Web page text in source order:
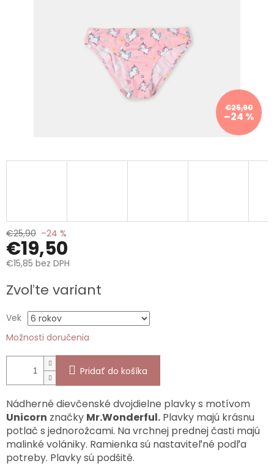
€25,90
–24 %
€25,90 –24 %
€19,50
€15,85 bez DPH
cena:
Zvoľte variant
Vek
Možnosti doručenia
Pridať do košíka
Nádherné dievčenské dvojdielne plavky s motívom
Unicorn značky Mr.Wonderful. Plavky majú krásnu
potlač s jednorožcami. Na vrchnej prednej časti majú
malinké volániky. Ramienka sú nastaviteľné podľa
potreby. Plavky sú podšité.